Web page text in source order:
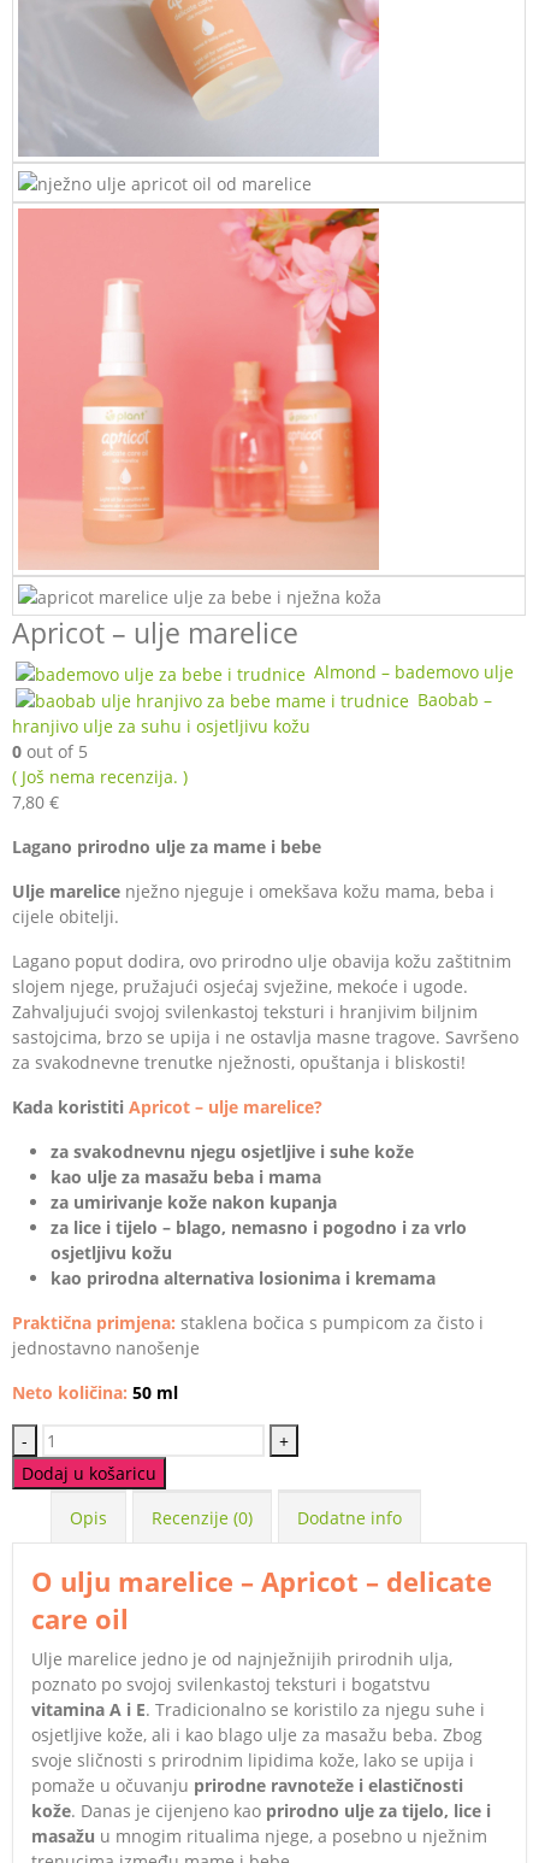
Apricot – ulje marelice
Almond – bademovo ulje
Baobab –
hranjivo ulje za suhu i osjetljivu kožu
0 out of 5
( Još nema recenzija. )
7,80 €
Lagano prirodno ulje za mame i bebe
Ulje marelice nježno njeguje i omekšava kožu mama, beba i
cijele obitelji.
Lagano poput dodira, ovo prirodno ulje obavija kožu zaštitnim
slojem njege, pružajući osjećaj svježine, mekoće i ugode.
Zahvaljujući svojoj svilenkastoj teksturi i hranjivim biljnim
sastojcima, brzo se upija i ne ostavlja masne tragove. Savršeno
za svakodnevne trenutke nježnosti, opuštanja i bliskosti!
Kada koristiti Apricot – ulje marelice?
za svakodnevnu njegu osjetljive i suhe kože
kao ulje za masažu beba i mama
za umirivanje kože nakon kupanja
za lice i tijelo – blago, nemasno i pogodno i za vrlo
osjetljivu kožu
kao prirodna alternativa losionima i kremama
Praktična primjena: staklena bočica s pumpicom za čisto i
jednostavno nanošenje
Neto količina: 50 ml
-
+
Dodaj u košaricu
Opis
Recenzije (0) Dodatne info
O ulju marelice – Apricot – delicate
care oil
Ulje marelice jedno je od najnježnijih prirodnih ulja,
poznato po svojoj svilenkastoj teksturi i bogatstvu
vitamina A i E. Tradicionalno se koristilo za njegu suhe i
osjetljive kože, ali i kao blago ulje za masažu beba. Zbog
svoje sličnosti s prirodnim lipidima kože, lako se upija i
pomaže u očuvanju prirodne ravnoteže i elastičnosti
kože. Danas je cijenjeno kao prirodno ulje za tijelo, lice i
masažu u mnogim ritualima njege, a posebno u nježnim